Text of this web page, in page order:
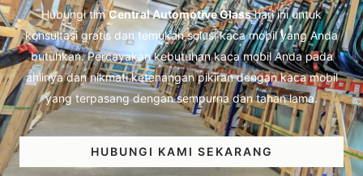
Hubungi timCentral Automotive Glasshari ini untuk
konsultasi gratis dan temukan solusi kaca mobil yang Anda
butuhkan. Percayakan kebutuhan kaca mobil Anda pada
ahlinya dan nikmati ketenangan pikiran dengan kaca mobil
yang terpasang dengan sempurna dan tahan lama.
HUBUNGI KAMI SEKARANG